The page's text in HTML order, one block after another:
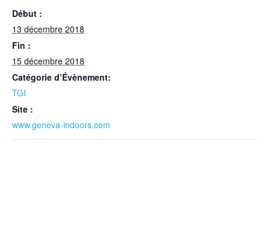
Début :
13 décembre 2018
Fin :
15 décembre 2018
Catégorie d’Évènement:
TGI
Site :
www.geneva-indoors.com